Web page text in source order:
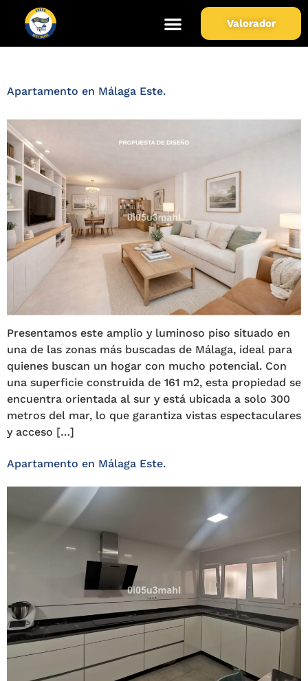
Valorador
Zona de Propiedad: Málaga
Este
Apartamento en Málaga Este.
Presentamos este amplio y luminoso piso situado en
una de las zonas más buscadas de Málaga, ideal para
quienes buscan un hogar con mucho potencial. Con
una superficie construida de 161 m2, esta propiedad se
encuentra orientada al sur y está ubicada a solo 300
metros del mar, lo que garantiza vistas espectaculares
y acceso […]
Apartamento en Málaga Este.